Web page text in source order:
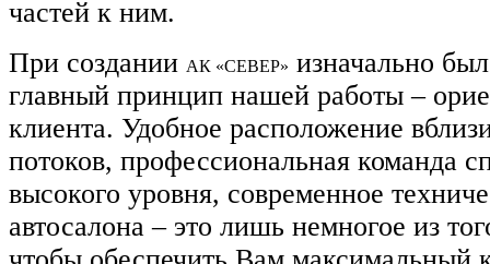
частей к ним.
При создании АК «СЕВЕР» изначально
главный принцип нашей работы –
клиента. Удобное расположение
потоков, профессиональная команда
высокого уровня, современное
автосалона – это лишь немногое из